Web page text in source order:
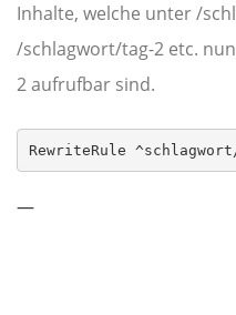
Inhalte, welche unter /
/schlagwort/tag-2 etc.
2 aufrufbar sind.
RewriteRule
—